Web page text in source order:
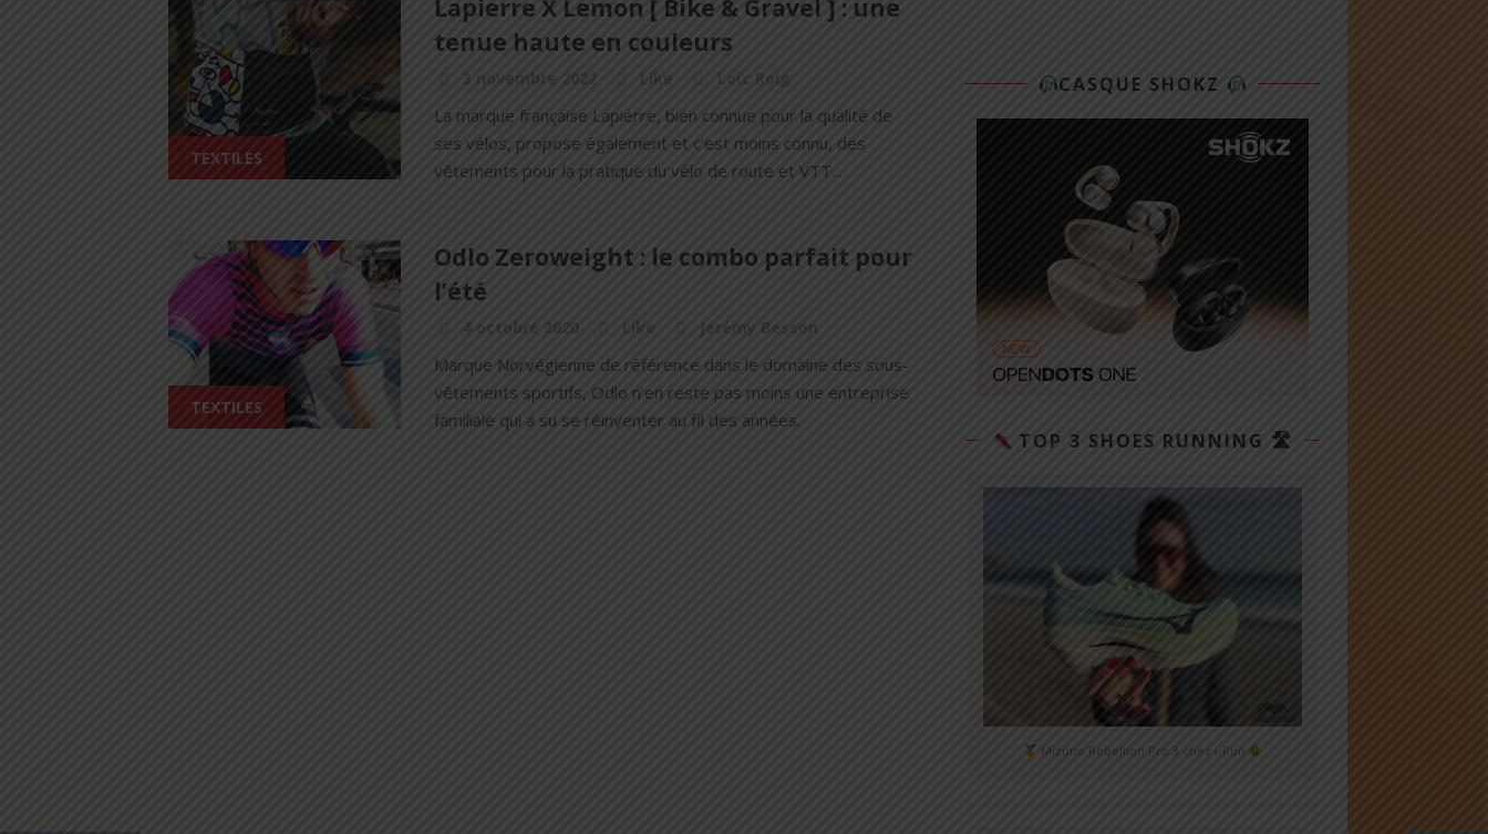
TEXTILES
Lapierre X Lemon [ Bike & Gravel ] : une
tenue haute en couleurs
3 novembre 2022 Like Loïc Roig
La marque française Lapierre, bien connue pour la qualité de
ses vélos, propose également et c'est moins connu, des
vêtements pour la pratique du vélo de route et VTT...
TEXTILES
Odlo Zeroweight : le combo parfait pour
l’été
4 octobre 2020 Like Jérémy Besson
Marque Norvégienne de référence dans le domaine des sous-
vêtements sportifs, Odlo n’en reste pas moins une entreprise
familiale qui a su se réinventer au fil des années.
CASQUE SHOKZ
TOP 3 SHOES RUNNING 🛣
Mizuno Rebellion Pro 3 chez i-Run